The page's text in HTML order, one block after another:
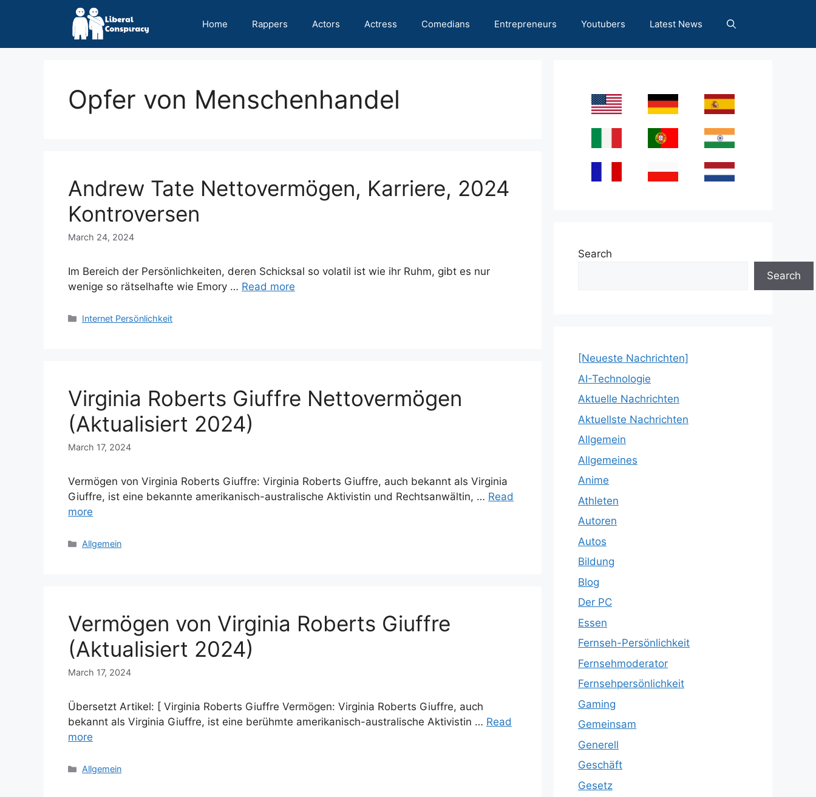
Home Rappers Actors Actress Comedians Entrepreneurs Youtubers Latest News
Opfer von Menschenhandel
Andrew Tate Nettovermögen, Karriere, 2024
Kontroversen
March 24, 2024
Im Bereich der Persönlichkeiten, deren Schicksal so volatil ist wie ihr Ruhm, gibt es nur
wenige so rätselhafte wie Emory … Read more
Categories
Internet Persönlichkeit
Virginia Roberts Giuffre Nettovermögen
(Aktualisiert 2024)
March 17, 2024
Vermögen von Virginia Roberts Giuffre: Virginia Roberts Giuffre, auch bekannt als Virginia
Giuffre, ist eine bekannte amerikanisch-australische Aktivistin und Rechtsanwältin, … Read
more
Categories
Allgemein
Vermögen von Virginia Roberts Giuffre
(Aktualisiert 2024)
March 17, 2024
Übersetzt Artikel: [ Virginia Roberts Giuffre Vermögen: Virginia Roberts Giuffre, auch
bekannt als Virginia Giuffre, ist eine berühmte amerikanisch-australische Aktivistin … Read
more
Categories
Allgemein
Search
Search
[Neueste Nachrichten]
AI-Technologie
Aktuelle Nachrichten
Aktuellste Nachrichten
Allgemein
Allgemeines
Anime
Athleten
Autoren
Autos
Bildung
Blog
Der PC
Essen
Fernseh-Persönlichkeit
Fernsehmoderator
Fernsehpersönlichkeit
Gaming
Gemeinsam
Generell
Geschäft
Gesetz